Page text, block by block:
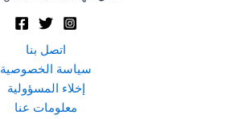
اتصل بنا
سياسة الخصوصية
إخلاء المسؤولية
معلومات عنا